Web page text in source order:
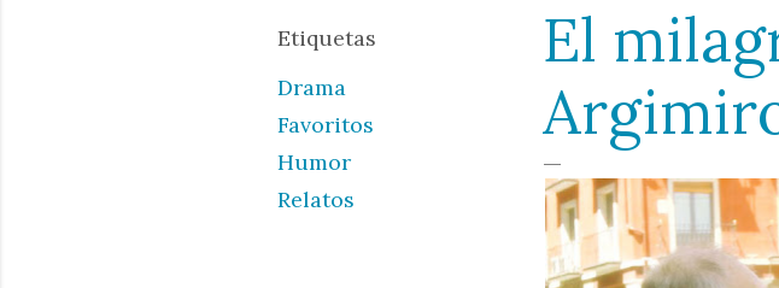
Etiquetas
Drama
Favoritos
Humor
Relatos
El